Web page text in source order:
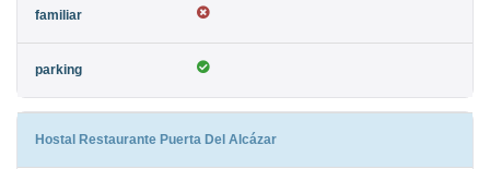
Hostal Restaurante Puerta Del Alcázar